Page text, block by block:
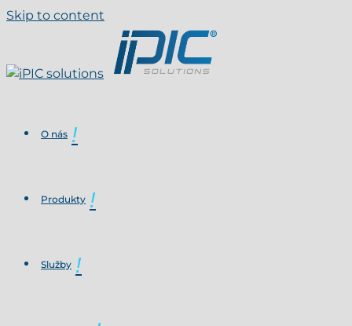
Skip to content
O nás
Produkty
Služby